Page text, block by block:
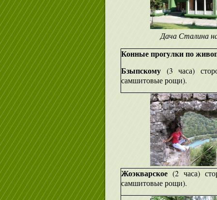
Дача Сталина
Конные прогулки по
Бзыпскому (3 часа)
самшитовые рощи).
Жоэкварское (2 часа)
самшитовые рощи).